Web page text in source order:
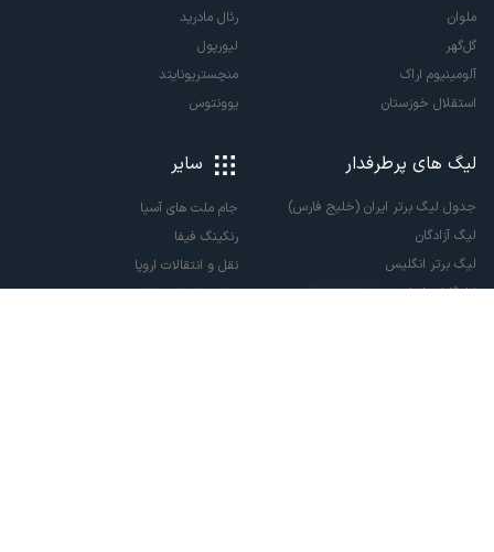
ملوان
گل‌گهر
آلومینیوم اراک
استقلال خوزستان
رئال مادرید
لیورپول
منچستریونایتد
یوونتوس
لیگ های پرطرفدار
جدول لیگ برتر ایران (خلیج فارس)
لیگ آزادگان
لیگ برتر انگلیس
لالیگا اسپانیا
سایر
جام ملت های آسیا
رنکینگ فیفا
نقل و انتقالات اروپا
نقل و انتقالات ایران